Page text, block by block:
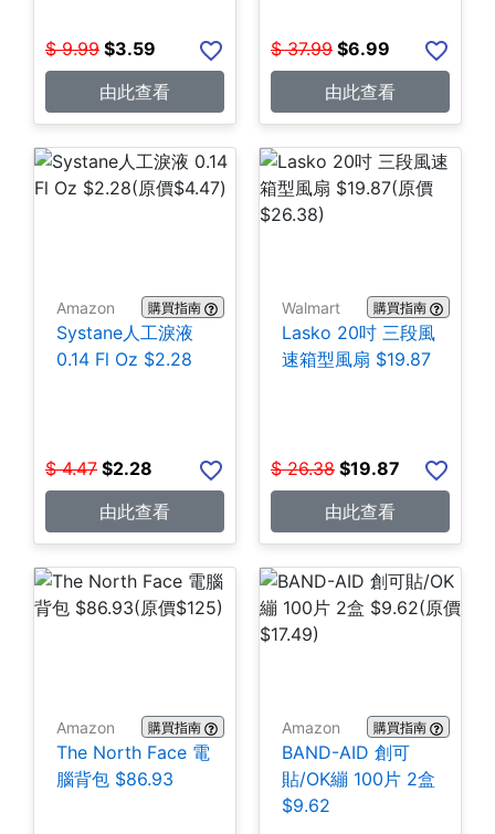
$ 9.99 $3.59
由此查看
$ 37.99 $6.99
由此查看
Amazon 購買指南
Systane人工淚液
0.14 Fl Oz $2.28
$ 4.47 $2.28
由此查看
Walmart 購買指南
Lasko 20吋 三段風
速箱型風扇 $19.87
$ 26.38 $19.87
由此查看
Amazon 購買指南
The North Face 電
腦背包 $86.93
Amazon 購買指南
BAND-AID 創可
貼/OK繃 100片 2盒
$9.62